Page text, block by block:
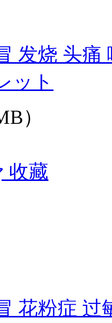
发烧 头
ット
）
收藏
花粉症